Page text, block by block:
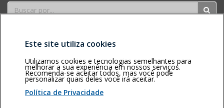
Buscar
Área restritaPolítica de
privacidadePersonalização
de cookies
Este site utiliza cookies
Utilizamos cookies e tecnologias semelhantes para
melhorar a sua experiência em nossos serviços.
Recomenda-se aceitar todos, mas você pode
personalizar quais deles você irá aceitar.
Política de Privacidade